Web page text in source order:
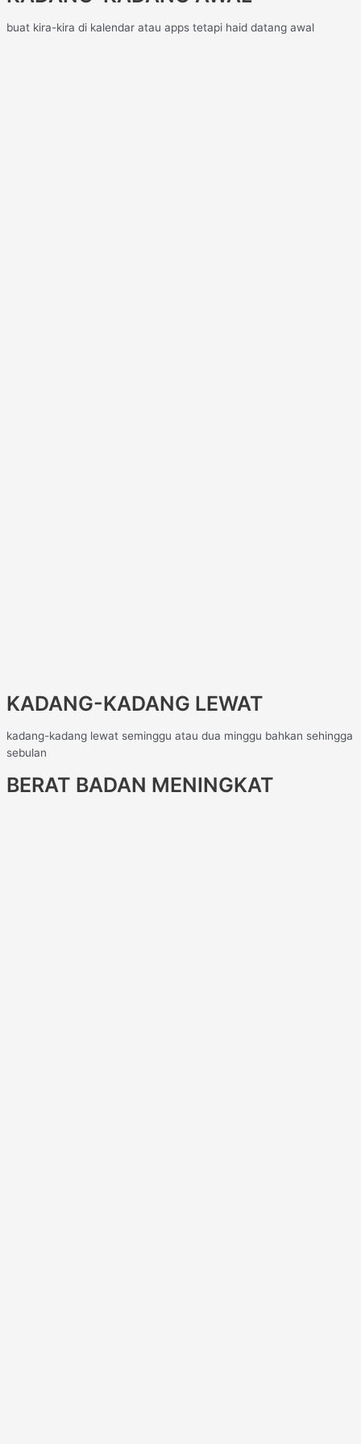
buat kira-kira di kalendar atau apps tetapi haid datang awal
KADANG-KADANG LEWAT
kadang-kadang lewat seminggu atau dua minggu bahkan sehingga
sebulan
BERAT BADAN MENINGKAT